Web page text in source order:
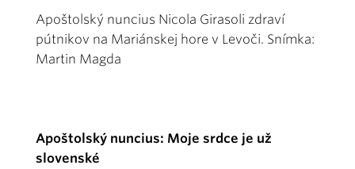
Apoštolský nuncius Nicola Girasoli zdraví
pútnikov na Mariánskej hore v Levoči. Snímka:
Martin Magda
Apoštolský nuncius: Moje srdce je už
slovenské